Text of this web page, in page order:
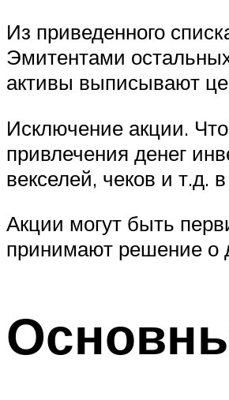
Из приведенного
Эмитентами
активы выписывают
Исключение акции.
привлечения денег
векселей, чеков и т.д.
Акции могут быть
принимают решение о